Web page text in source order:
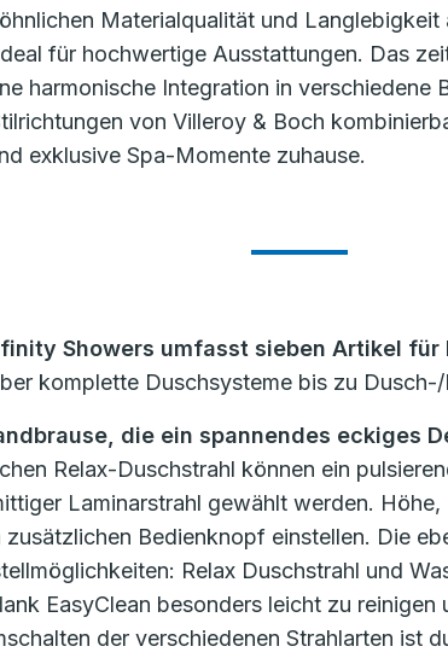
Materialqualität und
für hochwertige Ausstattungen. Das
harmonische Integration in verschiedene
von Villeroy & Boch
exklusive Spa-Momente zuhause.
Showers umfasst sieben Artikel für
komplette Duschsysteme bis zu
die ein spannendes eckiges
Relax-Duschstrahl können ein
Laminarstrahl gewählt werden.
zusätzlichen Bedienknopf einstellen. Die
Relax Duschstrahl und
EasyClean besonders leicht zu reinigen
der verschiedenen Strahlarten ist